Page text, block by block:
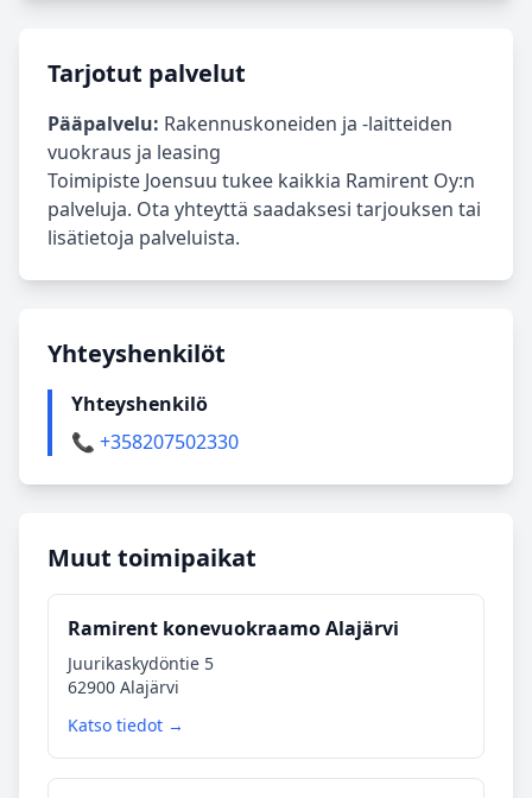
Tarjotut palvelut
Pääpalvelu: Rakennuskoneiden ja -laitteiden
vuokraus ja leasing
Toimipiste Joensuu tukee kaikkia Ramirent Oy:n
palveluja. Ota yhteyttä saadaksesi tarjouksen tai
lisätietoja palveluista.
Yhteyshenkilöt
Yhteyshenkilö
📞 +358207502330
Muut toimipaikat
Ramirent konevuokraamo Alajärvi
Juurikaskydöntie 5
62900 Alajärvi
Katso tiedot →